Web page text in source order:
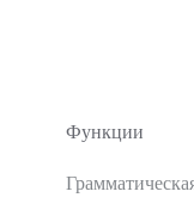
Функции